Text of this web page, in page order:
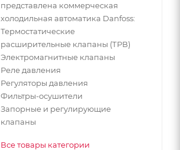
представлена коммерческая
холодильная автоматика Danfoss:
Термостатические
расширительные клапаны (ТРВ)
Электромагнитные клапаны
Реле давления
Регуляторы давления
Фильтры-осушители
Запорные и регулирующие
клапаны
Все товары категории